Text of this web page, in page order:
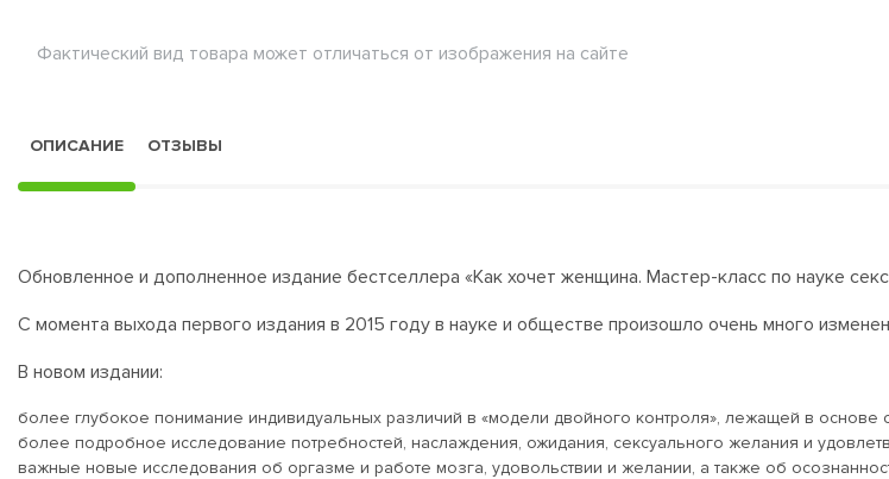
Фактический вид товара может отличаться от изображения на сайте
ОПИСАНИЕ ОТЗЫВЫ
Обновленное и дополненное издание бестселлера «Как хочет женщина. Мастер-класс по науке
С момента выхода первого издания в 2015 году в науке и обществе произошло очень много
В новом издании:
более глубокое понимание индивидуальных различий в «модели двойного контроля», лежащей в основе
более подробное исследование потребностей, наслаждения, ожидания, сексуального желания и
важные новые исследования об оргазме и работе мозга, удовольствии и желании, а также об